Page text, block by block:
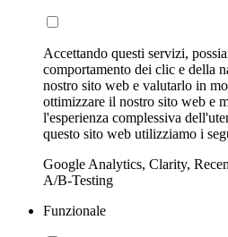
Accettando questi servizi,
comportamento dei clic e della
nostro sito web e valutarlo in
ottimizzare il nostro sito web e
l'esperienza complessiva
questo sito web utilizziamo i
Google Analytics, Clarity,
A/B-Testing
Funzionale